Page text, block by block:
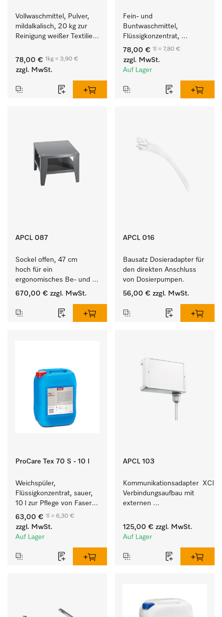
Vollwaschmittel, Pulver,
mildalkalisch, 20 kg zur
Reinigung weißer Textilien
Buntwäsche.
78,00 € 1kg = 3,90 €
zzgl. MwSt.
Fein- und
Buntwaschmittel,
Flüssigkonzentrat,
mildalkalisch, 10 l zur
Reinigung von
Buntwäsche und
78,00 € 1l = 7,80 €
zzgl. MwSt.
Auf Lager
APCL 087
Sockel offen, 47 cm
hoch für ein
ergonomisches Be- und
Entladen von
Trockner.
670,00 € zzgl. MwSt.
APCL 016
Bausatz Dosieradapter für
den direkten Anschluss
von Dosierpumpen.
56,00 € zzgl. MwSt.
ProCare Tex 70 S - 10 l
Weichspüler,
Flüssigkonzentrat, sauer,
10 l zur Pflege von Fasern
für eine langfristige
Geschmeidigkeit der
Textilien.
63,00 € 1l = 6,30 €
zzgl. MwSt.
Auf Lager
APCL 103
Kommunikationsadapter  XCI
Verbindungsaufbau mit
externen
125,00 € zzgl. MwSt.
Auf Lager